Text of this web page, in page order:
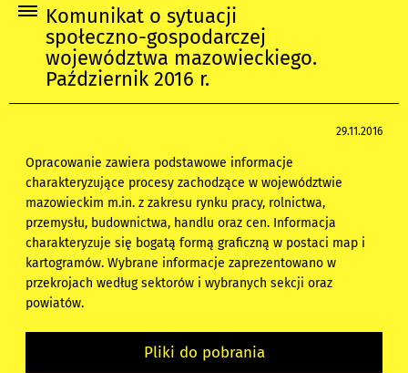
Komunikat o sytuacji
społeczno-gospodarczej
województwa mazowieckiego.
Październik 2016 r.
29.11.2016
Opracowanie zawiera podstawowe informacje
charakteryzujące procesy zachodzące w województwie
mazowieckim m.in. z zakresu rynku pracy, rolnictwa,
przemysłu, budownictwa, handlu oraz cen. Informacja
charakteryzuje się bogatą formą graficzną w postaci map i
kartogramów. Wybrane informacje zaprezentowano w
przekrojach według sektorów i wybranych sekcji oraz
powiatów.
Pliki do pobrania